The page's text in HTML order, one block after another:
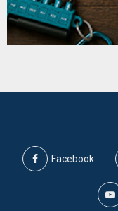
Facebook